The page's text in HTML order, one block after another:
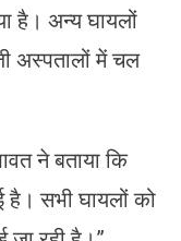
है। अन्य घायलों
अस्पतालों में चल
ने बताया कि
है। सभी घायलों को